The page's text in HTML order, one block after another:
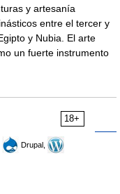
y artesanía
entre el tercer y
y Nubia. El arte
un fuerte instrumento
18+
Drupal,